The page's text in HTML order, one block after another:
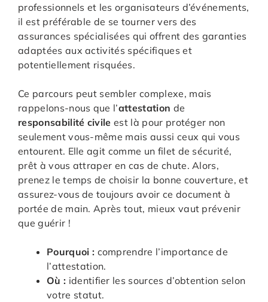
professionnels et les organisateurs d’événements,
il est préférable de se tourner vers des
assurances spécialisées qui offrent des garanties
adaptées aux activités spécifiques et
potentiellement risquées.
Ce parcours peut sembler complexe, mais
rappelons-nous que l’attestation de
responsabilité civile est là pour protéger non
seulement vous-même mais aussi ceux qui vous
entourent. Elle agit comme un filet de sécurité,
prêt à vous attraper en cas de chute. Alors,
prenez le temps de choisir la bonne couverture, et
assurez-vous de toujours avoir ce document à
portée de main. Après tout, mieux vaut prévenir
que guérir !
Pourquoi : comprendre l’importance de
l’attestation.
Où : identifier les sources d’obtention selon
votre statut.